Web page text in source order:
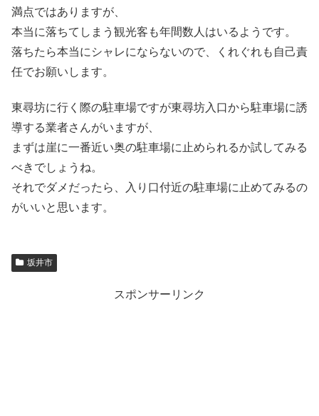
満点ではありますが、
本当に落ちてしまう観光客も年間数人はいるようです。
落ちたら本当にシャレにならないので、くれぐれも自己責
任でお願いします。
東尋坊に行く際の駐車場ですが東尋坊入口から駐車場に誘
導する業者さんがいますが、
まずは崖に一番近い奥の駐車場に止められるか試してみる
べきでしょうね。
それでダメだったら、入り口付近の駐車場に止めてみるの
がいいと思います。
坂井市
スポンサーリンク